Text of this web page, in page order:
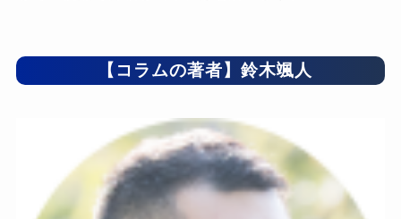
【コラムの著者】鈴木颯人